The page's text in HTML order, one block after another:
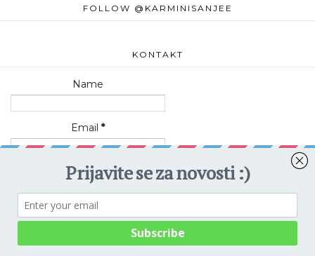
FOLLOW @KARMINISANJEE
KONTAKT
Name
Email *
Message*